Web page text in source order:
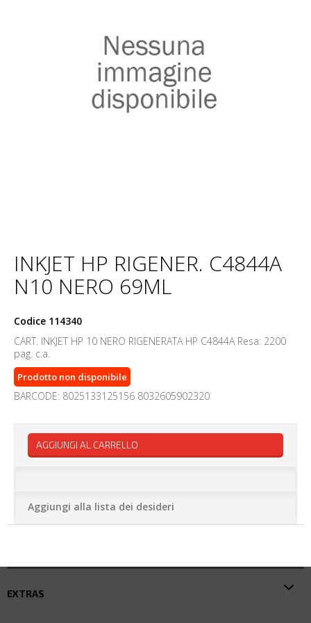
INKJET HP RIGENER. C4844A
N10 NERO 69ML
Codice 114340
CART. INKJET HP 10 NERO RIGENERATA HP C4844A Resa: 2200
pag. c.a.
Prodotto non disponibile
BARCODE: 8025133125156 8032605902320
AGGIUNGI AL CARRELLO
Aggiungi alla lista dei desideri
EXTRAS